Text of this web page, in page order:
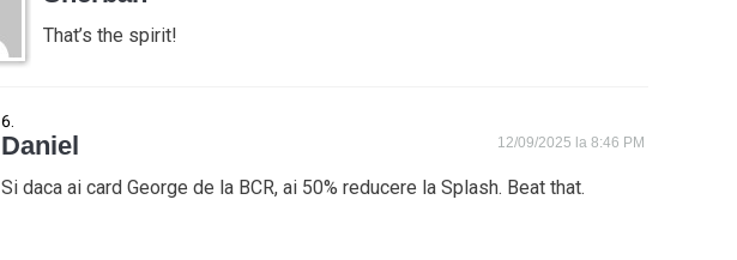
That’s the spirit!
Daniel 12/09/2025 la 8:46 PM
Si daca ai card George de la BCR, ai 50% reducere la Splash. Beat that.